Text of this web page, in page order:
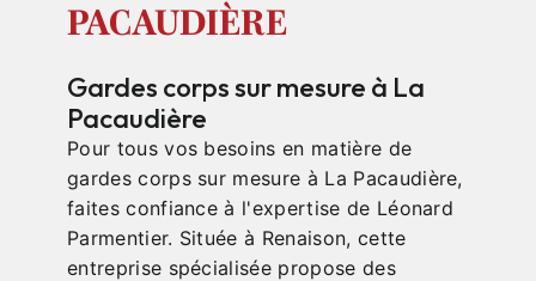
PACAUDIÈRE
Gardes corps sur mesure à La
Pacaudière
Pour tous vos besoins en matière de
gardes corps sur mesure à La Pacaudière,
faites confiance à l'expertise de Léonard
Parmentier. Située à Renaison, cette
entreprise spécialisée propose des